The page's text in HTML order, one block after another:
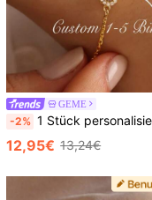
GEME
-2% 1 Stück personalisiertes Familien-Geburtsstein | Exklusives Geburtsstein-Armband für Großmutter | Mutterarmband |
12,95€ 13,24€